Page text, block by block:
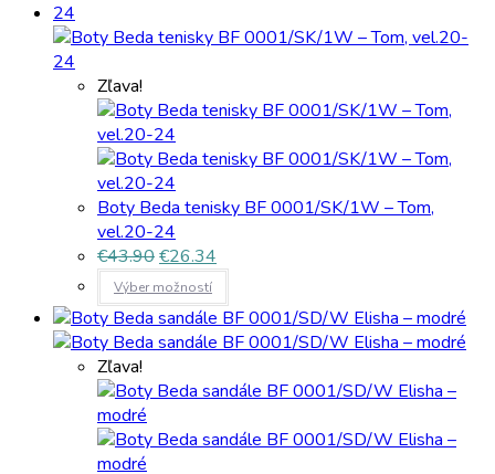
Zľava!
Boty Beda tenisky BF 0001/SK/1W – Tom,
vel.20-24
€43.90€26.34
Výber možností
Zľava!